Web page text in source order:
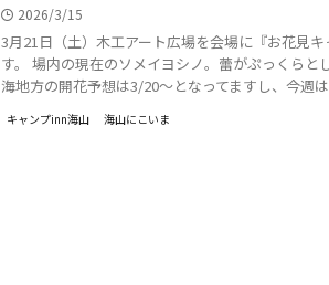
2026/3/15
3月21日（土）木工アート広場を会場に『お花見
す。 場内の現在のソメイヨシノ。蕾がぷっくらと
海地方の開花予想は3/20～となってますし、今週
キャンプinn海山 海山にこいま